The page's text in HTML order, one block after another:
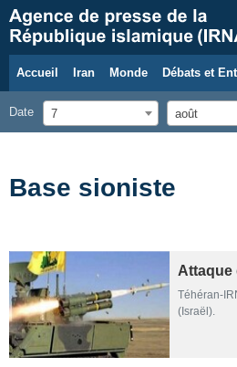
Accueil Iran Monde Débats et
Date 7 août
Base sioniste
Attaque
Téhéran-
(Israël).